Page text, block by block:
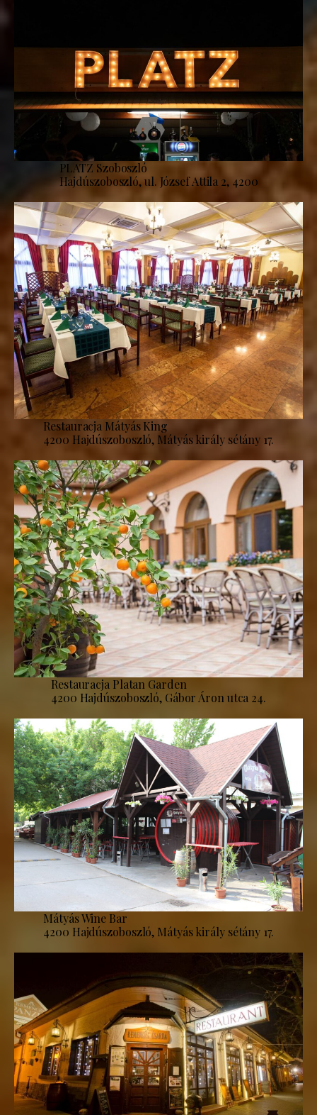
PLATZ Szoboszló
Hajdúszoboszló, ul. József Attila 2, 4200
Restauracja Mátyás King
4200 Hajdúszoboszló, Mátyás király sétány 17.
Restauracja Platan Garden
4200 Hajdúszoboszló, Gábor Áron utca 24.
Mátyás Wine Bar
4200 Hajdúszoboszló, Mátyás király sétány 17.